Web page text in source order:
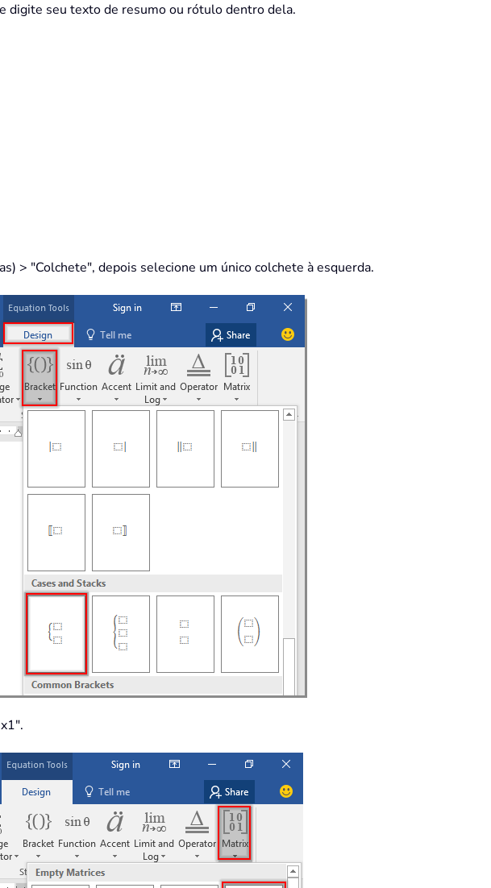
digite seu texto de resumo ou rótulo dentro dela.
> "Colchete", depois selecione um único colchete à esquerda.